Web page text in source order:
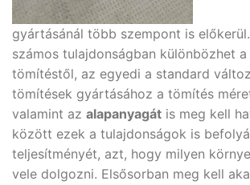
gyártásánál több szempont is
számos tulajdonságban különbözhet a
tömítéstől, az egyedi a standard
tömítések gyártásához a tömítés
valamint az alapanyagát is meg kell
között ezek a tulajdonságok is
teljesítményét, azt, hogy milyen
vele dolgozni. Elsősorban meg kell